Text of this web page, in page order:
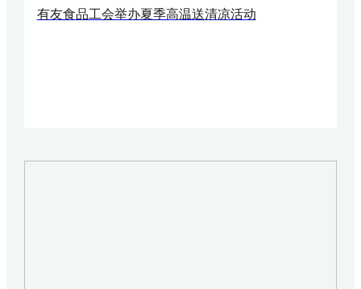
有友食品工会举办夏季高温送清凉活动